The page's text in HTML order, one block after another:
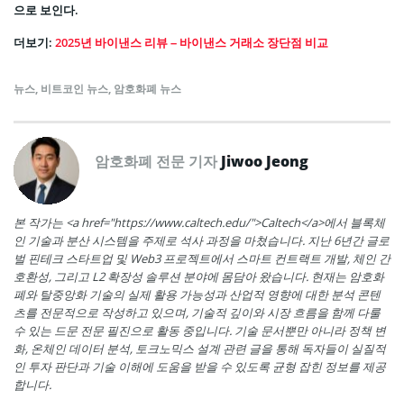
으로 보인다.
더보기: 2025년 바이낸스 리뷰 – 바이낸스 거래소 장단점 비교
뉴스, 비트코인 뉴스, 암호화폐 뉴스
암호화폐 전문 기자Jiwoo Jeong
본 작가는 <a href="https://www.caltech.edu/">Caltech</a>에서 블록체
인 기술과 분산 시스템을 주제로 석사 과정을 마쳤습니다. 지난 6년간 글로
벌 핀테크 스타트업 및 Web3 프로젝트에서 스마트 컨트랙트 개발, 체인 간
호환성, 그리고 L2 확장성 솔루션 분야에 몸담아 왔습니다. 현재는 암호화
폐와 탈중앙화 기술의 실제 활용 가능성과 산업적 영향에 대한 분석 콘텐
츠를 전문적으로 작성하고 있으며, 기술적 깊이와 시장 흐름을 함께 다룰
수 있는 드문 전문 필진으로 활동 중입니다. 기술 문서뿐만 아니라 정책 변
화, 온체인 데이터 분석, 토크노믹스 설계 관련 글을 통해 독자들이 실질적
인 투자 판단과 기술 이해에 도움을 받을 수 있도록 균형 잡힌 정보를 제공
합니다.